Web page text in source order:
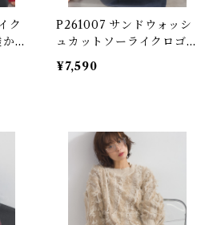
ク
し
P261007 サンドウォッシ
ュカットソーライクロゴ刺
繍ニットパーカー / Sand-
Washed Cut-and-Sew-L
¥7,590